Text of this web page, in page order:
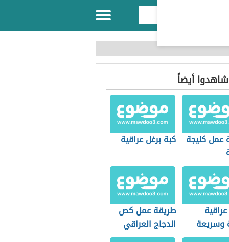
شاهدوا أيضاً
عمل كليجة
كبة برغل عراقية
طريقة عمل كص
الدجاج العراقي